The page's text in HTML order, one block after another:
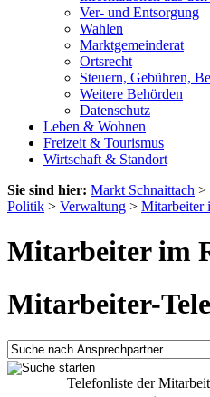
Ver- und Entsorgung
Wahlen
Marktgemeinderat
Ortsrecht
Steuern, Gebühren,
Weitere Behörden
Datenschutz
Leben & Wohnen
Freizeit & Tourismus
Wirtschaft & Standort
Sie sind hier: Markt Schnaittach >
Politik > Verwaltung > Mitarbeiter
Mitarbeiter im
Mitarbeiter-
Telefonliste der